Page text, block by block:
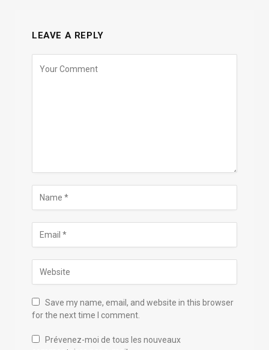
LEAVE A REPLY
Save my name, email, and website in this browser
for the next time I comment.
Prévenez-moi de tous les nouveaux